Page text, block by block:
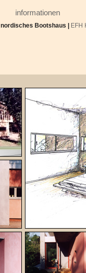
nordisches Bootshaus EFH
informationen